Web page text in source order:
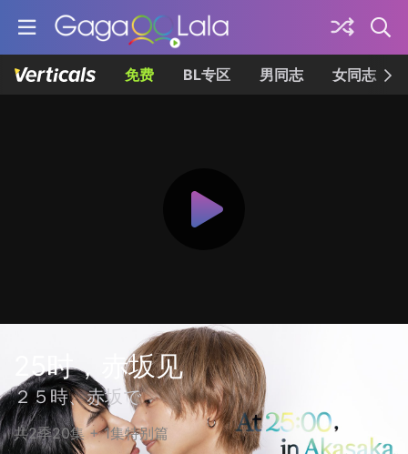
免费 BL专区 男同志 女同志
25时，赤坂见
２５時、赤坂で
共2季20集 + 1集特别篇